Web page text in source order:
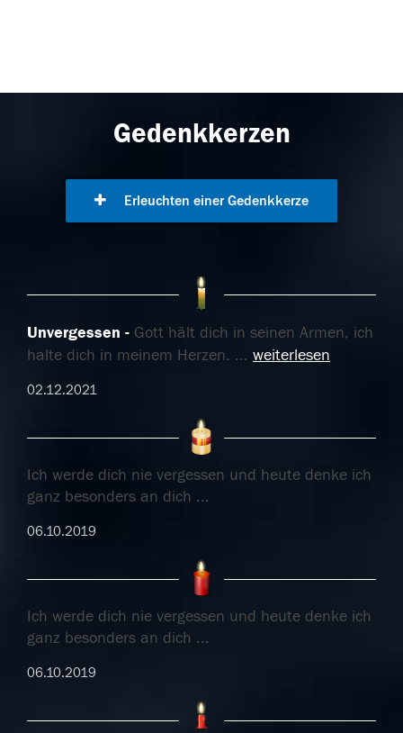
Gedenkkerzen
Erleuchten einer Gedenkkerze
Unvergessen
Gott hält dich in seinen Armen, ich
halte dich in meinem Herzen. ... weiterlesen
02.12.2021
Ich werde dich nie vergessen und heute denke ich
ganz besonders an dich ...
06.10.2019
Ich werde dich nie vergessen und heute denke ich
ganz besonders an dich ...
06.10.2019